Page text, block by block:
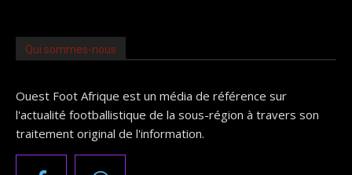
Qui sommes-nous
Ouest Foot Afrique est un média de référence sur
l'actualité footballistique de la sous-région à travers son
traitement original de l'information.